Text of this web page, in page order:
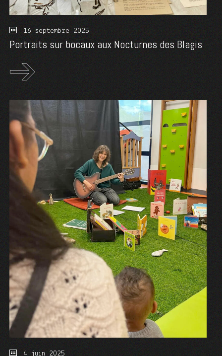
16 septembre 2025
Portraits sur bocaux aux Nocturnes des Blagis
4 juin 2025